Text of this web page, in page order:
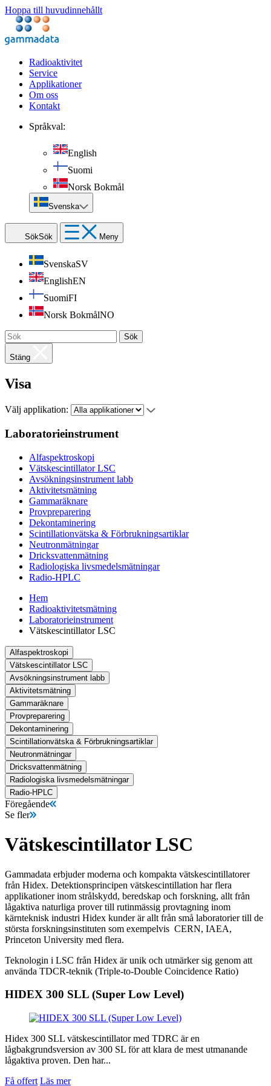
Hoppa till huvudinnehållt
Radioaktivitet
Service
Applikationer
Om oss
Kontakt
Språkval:
English
Suomi
Norsk Bokmål
Svenska
SökSök Meny
SvenskaSV
EnglishEN
SuomiFI
Norsk BokmålNO
Sök
Stäng
Visa
Välj applikation:
Laboratorieinstrument
Alfaspektroskopi
Vätskescintillator LSC
Avsökningsinstrument labb
Aktivitetsmätning
Gammaräknare
Provpreparering
Dekontaminering
Scintillationvätska & Förbrukningsartiklar
Neutronmätningar
Dricksvattenmätning
Radiologiska livsmedelsmätningar
Radio-HPLC
Hem
Radioaktivitetsmätning
Laboratorieinstrument
Vätskescintillator LSC
Alfaspektroskopi
Vätskescintillator LSC
Avsökningsinstrument labb
Aktivitetsmätning
Gammaräknare
Provpreparering
Dekontaminering
Scintillationvätska & Förbrukningsartiklar
Neutronmätningar
Dricksvattenmätning
Radiologiska livsmedelsmätningar
Radio-HPLC
Föregående
Se fler
Vätskescintillator LSC
Gammadata erbjuder moderna och kompakta vätskescintillatorer
från Hidex. Detektionsprincipen vätskescintillation har flera
applikationer inom strålskydd, beredskap och forskning, allt från
lågaktiva naturliga prover till rutinmässig provtagning inom
kärnteknisk industri Hidex kunder är allt från små laboratorier till de
största forskningsinstituten som exempelvis CERN, IAEA,
Princeton University med flera.
Teknologin i LSC från Hidex är unik och utmärker sig genom att
använda TDCR-teknik (Triple-to-Double Coincidence Ratio)
HIDEX 300 SLL (Super Low Level)
Hidex 300 SLL vätskescintillator med TDRC är en
lågbakgrundsversion av 300 SL för att klara de mest utmanande
lågaktiva proven. Den har...
Få offert Läs mer